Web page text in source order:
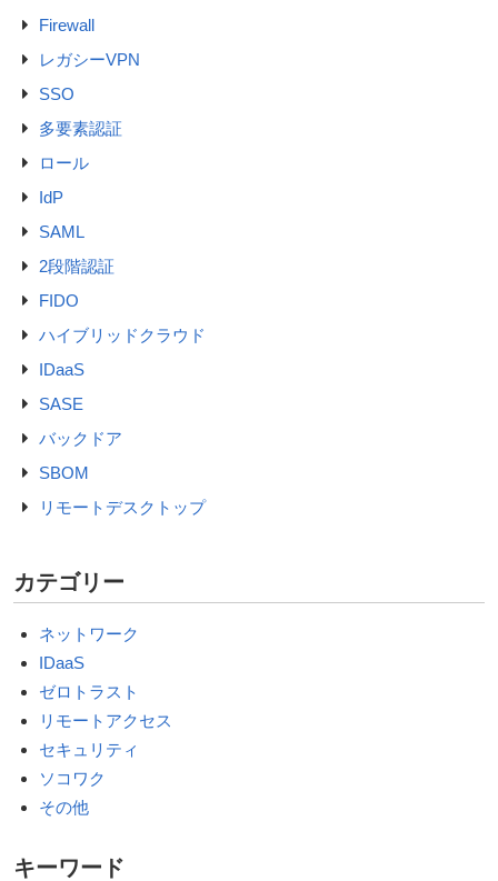
Firewall
レガシーVPN
SSO
多要素認証
ロール
IdP
SAML
2段階認証
FIDO
ハイブリッドクラウド
IDaaS
SASE
バックドア
SBOM
リモートデスクトップ
カテゴリー
ネットワーク
IDaaS
ゼロトラスト
リモートアクセス
セキュリティ
ソコワク
その他
キーワード